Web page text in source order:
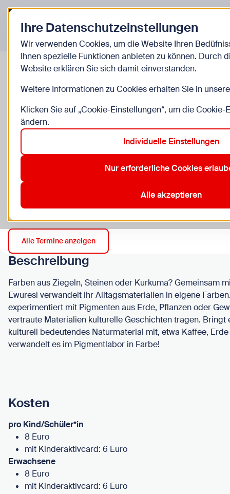
Zurück zur Startseite
Veranstaltungen
Familienatelier - Pigmentlabor
Fr, 14.8., 15:00–16:30
4 bis 10 Jahre, ganze Familie, Begleitperson
Alle Termine anzeigen
Beschreibung
Farben aus Ziegeln, Steinen oder Kurkuma? Gemeinsam
Ewuresi verwandelt ihr Alltagsmaterialien in eigene
experimentiert mit Pigmenten aus Erde, Pflanzen oder
vertraute Materialien kulturelle Geschichten tragen. Bringt
kulturell bedeutendes Naturmaterial mit, etwa Kaffee,
verwandelt es im Pigmentlabor in Farbe!
Kosten
pro Kind/Schüler*in
8 Euro
mit Kinderaktivcard: 6 Euro
Erwachsene
8 Euro
mit Kinderaktivcard: 6 Euro
Ihre Datenschutzeinstellungen
Wir verwenden Cookies, um die Website Ihren
Ihnen spezielle Funktionen anbieten zu können. Durch
Website erklären Sie sich damit einverstanden.
Weitere Informationen zu Cookies erhalten Sie in
Klicken Sie auf „Cookie-Einstellungen“, um die
ändern.
Individuelle Einstellungen
Nur erforderliche Cookies
Alle akzeptieren